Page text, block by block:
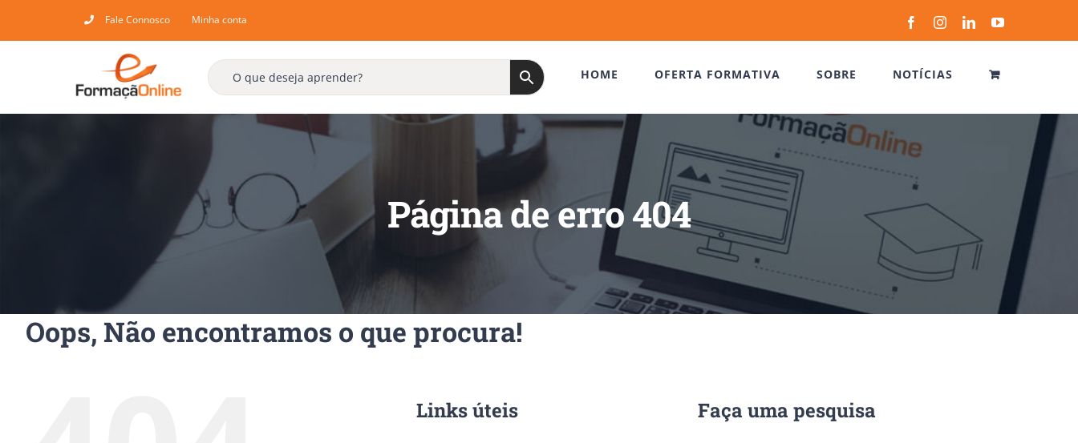
to
Fale Connosco Minha conta FacebookInstagramLinkedInYouTube
HOME OFERTA FORMATIVA SOBRE NOTÍCIAS
Página de erro 404
Oops, Não encontramos o que procura!
Links úteis Faça uma pesquisa